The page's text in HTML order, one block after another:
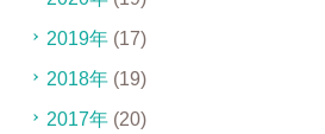
2019年(17)
2018年(19)
2017年(20)